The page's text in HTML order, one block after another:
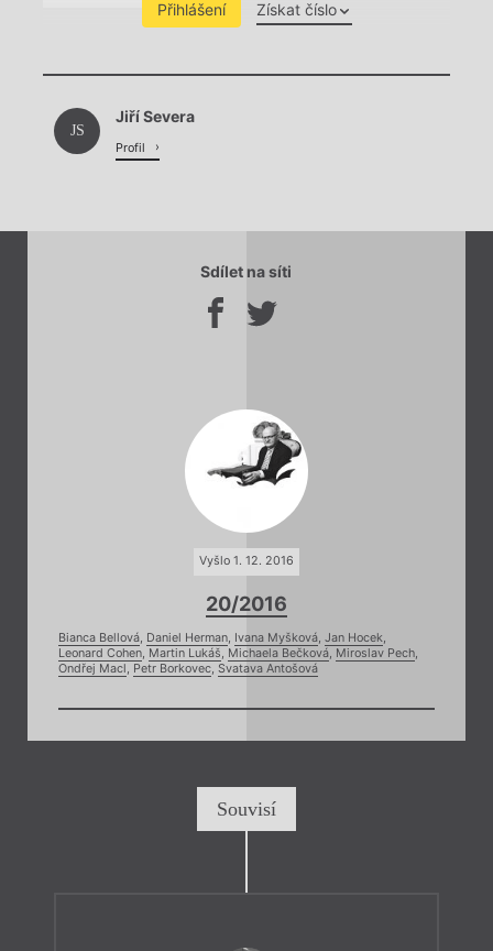
Přihlášení Získat číslo
Chviličku.
JS
Jiří Severa
Profil
Sdílet na síti
Vyšlo 1. 12. 2016
20/2016
Bianca Bellová, Daniel Herman, Ivana Myšková, Jan Hocek,
Leonard Cohen, Martin Lukáš, Michaela Bečková, Miroslav Pech,
Ondřej Macl, Petr Borkovec, Svatava Antošová
Souvisí